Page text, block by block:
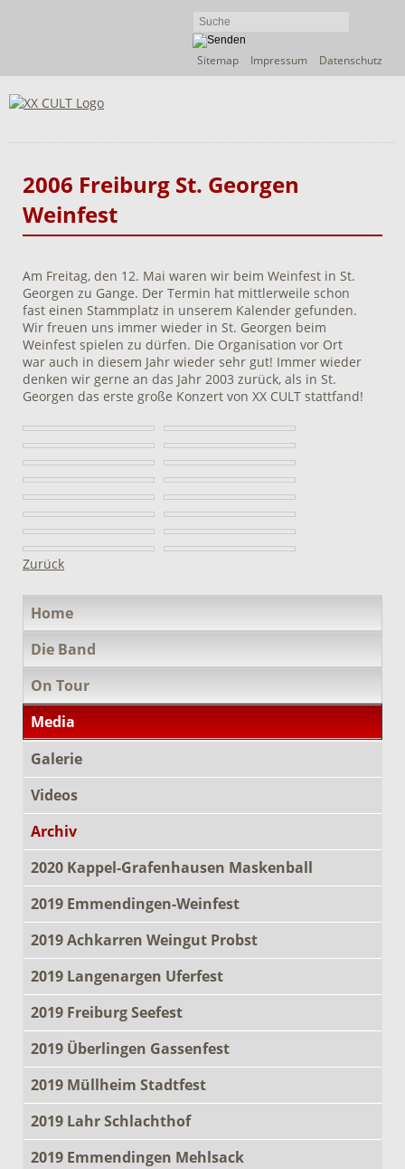
Navigation
Sitemap Impressum Datenschutz
2006 Freiburg St. Georgen
Weinfest
Am Freitag, den 12. Mai waren wir beim Weinfest in St.
Georgen zu Gange. Der Termin hat mittlerweile schon
fast einen Stammplatz in unserem Kalender gefunden.
Wir freuen uns immer wieder in St. Georgen beim
Weinfest spielen zu dürfen. Die Organisation vor Ort
war auch in diesem Jahr wieder sehr gut! Immer wieder
denken wir gerne an das Jahr 2003 zurück, als in St.
Georgen das erste große Konzert von XX CULT stattfand!
Zurück
überspringen
Home
Die Band
On Tour
Media
Galerie
Videos
Archiv
2020 Kappel-Grafenhausen Maskenball
2019 Emmendingen-Weinfest
2019 Achkarren Weingut Probst
2019 Langenargen Uferfest
2019 Freiburg Seefest
2019 Überlingen Gassenfest
2019 Müllheim Stadtfest
2019 Lahr Schlachthof
2019 Emmendingen Mehlsack